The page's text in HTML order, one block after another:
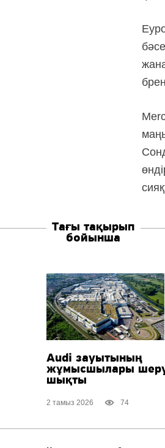
Тағы тақырып
бойынша
Audi зауытының
жұмысшылары
шықты
2 тамыз 2026 74